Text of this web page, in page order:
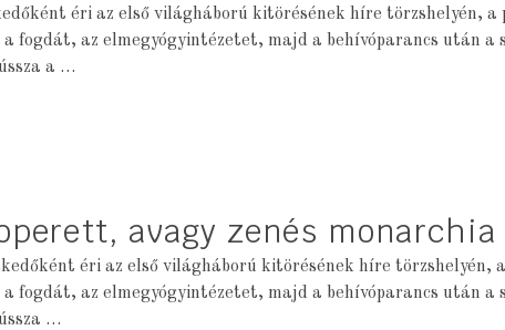
éri az első világháború kitörésének híre törzshelyén,
fogdát, az elmegyógyintézetet, majd a behívóparancs után
a …
avagy zenés
éri az első világháború kitörésének híre törzshelyén,
fogdát, az elmegyógyintézetet, majd a behívóparancs után
…